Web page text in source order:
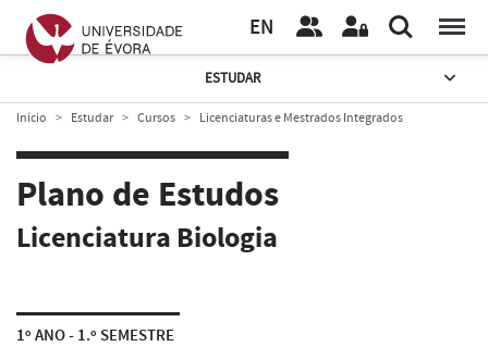
EN
ESTUDAR
Início Estudar Cursos Licenciaturas e Mestrados Integrados
Plano de Estudos
Licenciatura Biologia
1º ANO - 1.º SEMESTRE